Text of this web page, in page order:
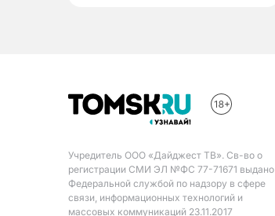
Учредитель ООО «Дайджест ТВ». Св-во о
регистрации СМИ ЭЛ №ФС 77-71671 выдано
Федеральной службой по надзору в сфере
связи, информационных технологий и
массовых коммуникаций 23.11.2017